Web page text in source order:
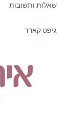
שאלות ותשובות
גיפט קארד